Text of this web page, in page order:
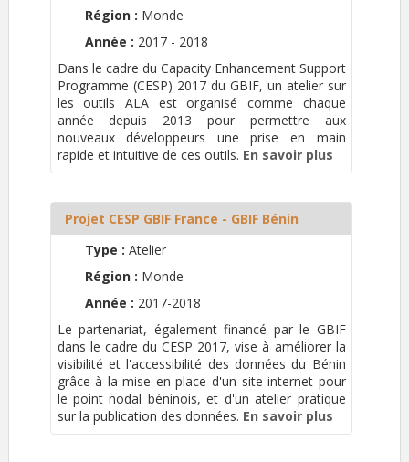
Région : Monde
Année : 2017 - 2018
Dans le cadre du Capacity Enhancement Support
Programme (CESP) 2017 du GBIF, un atelier sur
les outils ALA est organisé comme chaque
année depuis 2013 pour permettre aux
nouveaux développeurs une prise en main
rapide et intuitive de ces outils. En savoir plus
Projet CESP GBIF France - GBIF Bénin
Type : Atelier
Région : Monde
Année : 2017-2018
Le partenariat, également financé par le GBIF
dans le cadre du CESP 2017, vise à améliorer la
visibilité et l'accessibilité des données du Bénin
grâce à la mise en place d'un site internet pour
le point nodal béninois, et d'un atelier pratique
sur la publication des données. En savoir plus